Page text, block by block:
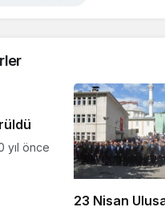
yıl önce
23 Nisan